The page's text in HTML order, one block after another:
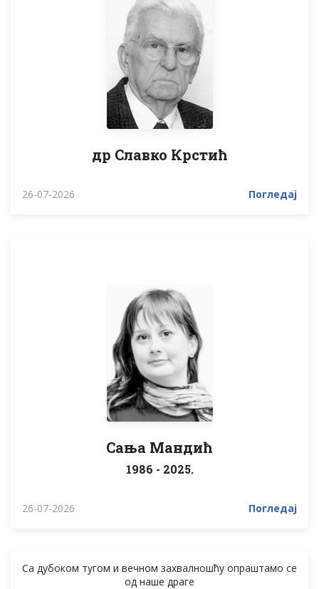
др Славко Крстић
26-07-2026 Погледај
Сања Мандић
1986 - 2025.
26-07-2026 Погледај
Са дубоком тугом и вечном захвалношћу опраштамо се
од наше драге